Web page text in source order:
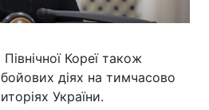
Північної Кореї також
діях на тимчасово
України.